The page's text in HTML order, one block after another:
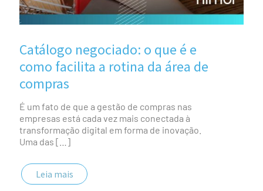
Catálogo negociado: o que é e
como facilita a rotina da área de
compras
É um fato de que a gestão de compras nas
empresas está cada vez mais conectada à
transformação digital em forma de inovação.
Uma das […]
Leia mais